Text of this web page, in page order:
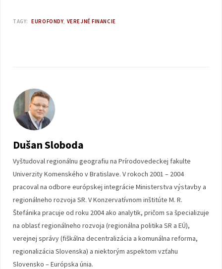
TAGY: EUROFONDY VEREJNÉ FINANCIE
Dušan Sloboda
Vyštudoval regionálnu geografiu na Prírodovedeckej fakulte
Univerzity Komenského v Bratislave. V rokoch 2001 – 2004
pracoval na odbore európskej integrácie Ministerstva výstavby a
regionálneho rozvoja SR. V Konzervatívnom inštitúte M. R.
Štefánika pracuje od roku 2004 ako analytik, pričom sa špecializuje
na oblasť regionálneho rozvoja (regionálna politika SR a EÚ),
verejnej správy (fiškálna decentralizácia a komunálna reforma,
regionalizácia Slovenska) a niektorým aspektom vzťahu
Slovensko – Európska únia.